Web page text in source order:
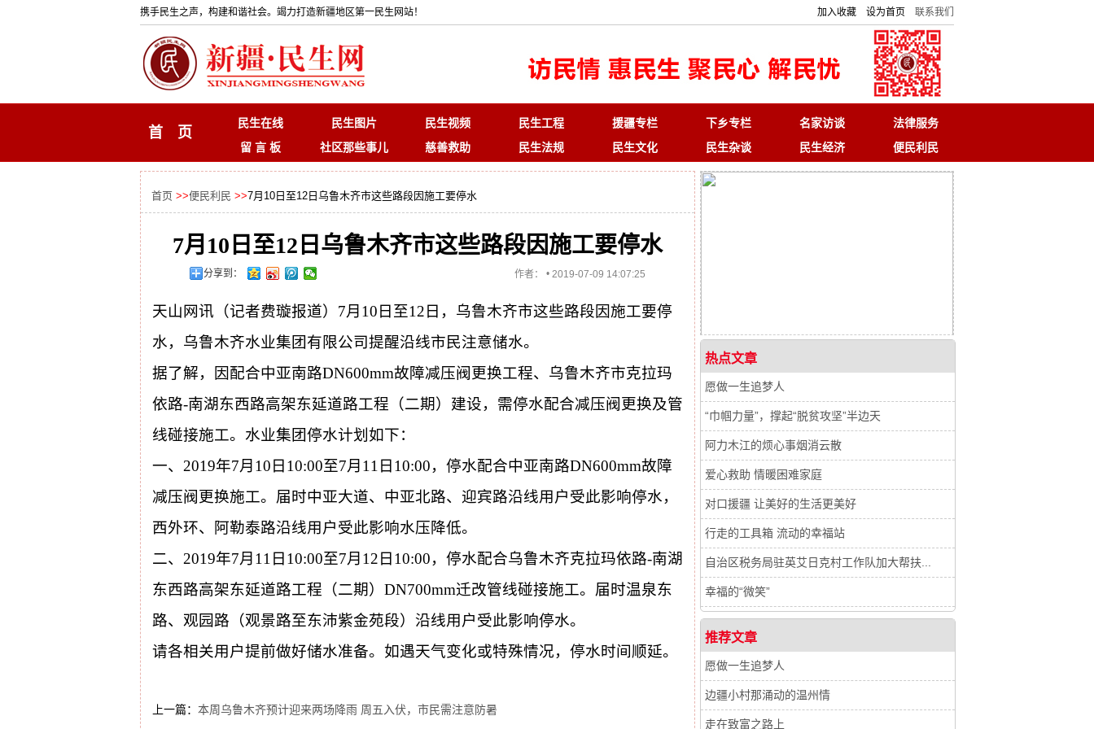
携手民生之声，构建和谐社会。竭力打造新疆地区第一民生网站！ 加入收藏 设为首页 联系我们
首 页
民生在线 民生图片 民生视频 民生工程 援疆专栏 下乡专栏 名家访谈
法律服务
留 言 板
社区那些事儿 慈善救助 民生法规 民生文化 民生杂谈 民生经济 便民利民
首页 >>便民利民 >>7月10日至12日乌鲁木齐市这些路段因施工要停水
7月10日至12日乌鲁木齐市这些路段因施工要停水
分享到： 作者： • 2019-07-09 14:07:25
天山网讯（记者费璇报道） 7月10日至12日，乌鲁木齐市这些路段因施工要停
水，乌鲁木齐水业集团有限公司提醒沿线市民注意储水。
据了解，因配合中亚南路DN600mm故障减压阀更换工程、乌鲁木齐市克拉玛
依路-南湖东西路高架东延道路工程（二期）建设，需停水配合减压阀更换及管
线碰接施工。水业集团停水计划如下：
一、 2019年7月10日10:00至7月11日10:00，停水配合中亚南路DN600mm故障
减压阀更换施工。届时中亚大道、中亚北路、迎宾路沿线用户受此影响停水，
西外环、阿勒泰路沿线用户受此影响水压降低。
二、 2019年7月11日10:00至7月12日10:00，停水配合乌鲁木齐克拉玛依路-南湖
东西路高架东延道路工程（二期）DN700mm迁改管线碰接施工。届时温泉东
路、观园路（观景路至东沛紫金苑段）沿线用户受此影响停水。
请各相关用户提前做好储水准备。如遇天气变化或特殊情况，停水时间顺延。
上一篇： 本周乌鲁木齐预计迎来两场降雨 周五入伏，市民需注意防暑
热点文章
愿做一生追梦人
“巾帼力量”，撑起“脱贫攻坚”半边天
阿力木江的烦心事烟消云散
爱心救助 情暖困难家庭
对口援疆 让美好的生活更美好
行走的工具箱 流动的幸福站
自治区税务局驻英艾日克村工作队加大帮扶...
幸福的“微笑”
推荐文章
愿做一生追梦人
边疆小村那涌动的温州情
走在致富之路上